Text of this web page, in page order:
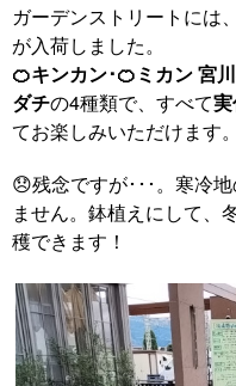
ガーデンストリートには
が入荷しました。
🍊キンカン･🍊ミカン 宮
ダチの4種類で、すべて
てお楽しみいただけます。
😞残念ですが･･･。寒冷
ません。鉢植えにして、
穫できます！